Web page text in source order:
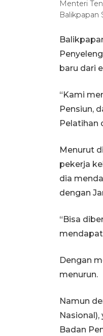
Menteri
Balikpapan
baru dari
“Kami
Pensiun,
Pelatihan
Menurut
pekerja
dia
dengan
“Bisa
Dengan
menurun.
Namun
Badan